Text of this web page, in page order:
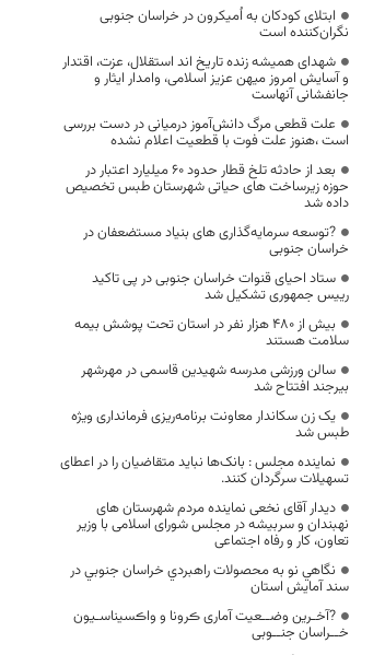
ابتلای کودکان به اُمیکرون در خراسان جنوبی
نگران‌کننده است
شهدای همیشه زنده تاریخ اند استقلال، عزت، اقتدار
و آسایش امروز میهن عزیز اسلامی، وامدار ایثار و
جانفشانی آنهاست
علت قطعی مرگ دانش‌آموز درمیانی در دست بررسی
است ،هنوز علت فوت با قطعیت اعلام نشده
بعد از حادثه تلخ قطار حدود ۶۰ میلیارد اعتبار در
حوزه زیرساخت های حیاتی شهرستان طبس تخصیص
داده شد
?توسعه سرمایه‌گذاری های بنیاد مستضعفان در
خراسان جنوبی
ستاد احیای قنوات خراسان جنوبی در پی تاکید
رییس جمهوری تشکیل شد
بیش از 480 هزار نفر در استان تحت پوشش بیمه
سلامت هستند
سالن ورزشی مدرسه شهیدین قاسمی در مهرشهر
بیرجند افتتاح شد
یک زن سکاندار معاونت برنامه‌ریزی فرمانداری ویژه
طبس شد
نماینده مجلس : بانک‌ها نباید متقاضیان را در اعطای
تسهیلات سرگردان کنند.
دیدار آقای نخعی نماینده مردم شهرستان های
نهبندان و سربیشه در مجلس شورای اسلامی با وزیر
تعاون، کار و رفاه اجتماعی
نگاهي نو به محصولات راهبردي خراسان جنوبي در
سند آمايش استان
?آخـرین وضــعیت آماری ڪرونا و واڪسیناسـیون
خــراسان جنــوبی